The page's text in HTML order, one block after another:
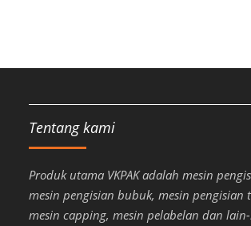
Tentang kami
Produk utama VKPAK adalah mesin
mesin pengisian bubuk, mesin pengisian
mesin capping, mesin pelabelan dan